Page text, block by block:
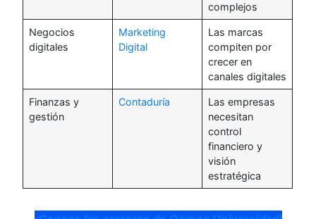
complejos
Negocios
digitales
Marketing
Digital
Las marcas
compiten por
crecer en
canales digitales
Finanzas y
gestión
Contaduría
Las empresas
necesitan
control
financiero y
visión
estratégica